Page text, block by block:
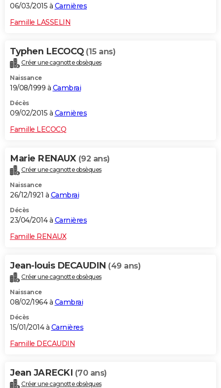
06/03/2015 à Carnières
Famille LASSELIN
Typhen LECOCQ (15 ans)
Créer une cagnotte obsèques
Naissance
19/08/1999 à Cambrai
Décès
09/02/2015 à Carnières
Famille LECOCQ
Marie RENAUX (92 ans)
Créer une cagnotte obsèques
Naissance
26/12/1921 à Cambrai
Décès
23/04/2014 à Carnières
Famille RENAUX
Jean-louis DECAUDIN (49 ans)
Créer une cagnotte obsèques
Naissance
08/02/1964 à Cambrai
Décès
15/01/2014 à Carnières
Famille DECAUDIN
Jean JARECKI (70 ans)
Créer une cagnotte obsèques